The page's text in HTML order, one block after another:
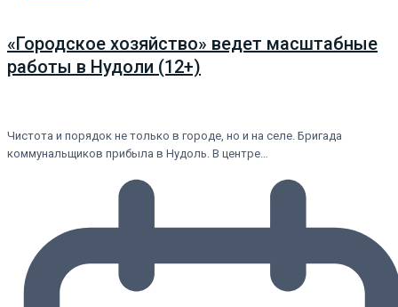
«Городское хозяйство» ведет масштабные
работы в Нудоли (12+)
Чистота и порядок не только в городе, но и на селе. Бригада
коммунальщиков прибыла в Нудоль. В центре…